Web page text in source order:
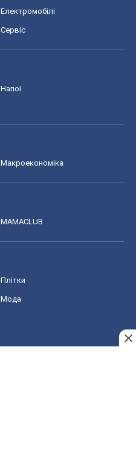
Електромобілі
Сервіс
Напої
Макроекономіка
MAMACLUB
Плітки
Мода